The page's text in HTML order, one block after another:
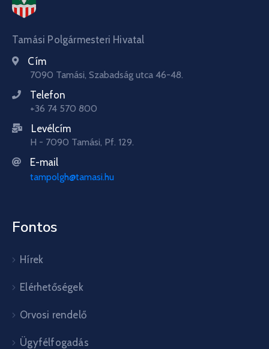
Tamási Polgármesteri Hivatal
Cím
7090 Tamási, Szabadság utca 46-48.
Telefon
+36 74 570 800
Levélcím
H - 7090 Tamási, Pf. 129.
E-mail
tampolgh@tamasi.hu
Fontos
Hírek
Elérhetőségek
Orvosi rendelő
Ügyfélfogadás